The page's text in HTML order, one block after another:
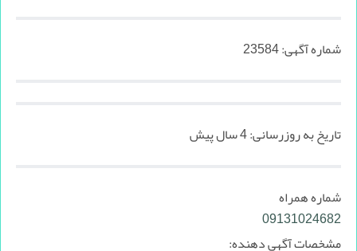
شماره آگهی:23584
تاریخ به روزرسانی:4 سال پیش
شماره همراه
09131024682
مشخصات آگهی دهنده: